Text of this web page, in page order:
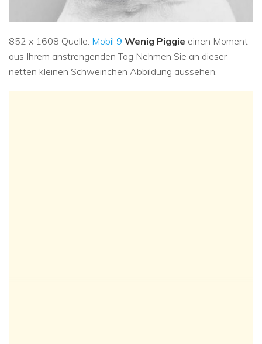
852 x 1608 Quelle: Mobil 9 Wenig Piggie einen Moment
aus Ihrem anstrengenden Tag Nehmen Sie an dieser
netten kleinen Schweinchen Abbildung aussehen.